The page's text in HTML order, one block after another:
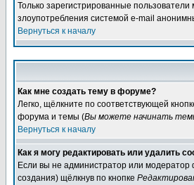
Только зарегистрированные
злоупотребления системой e-mail
Вернуться к началу
Как мне создать тему в форуме?
Легко, щёлкните по соответствующей
форума и темы (Вы можете начинать
Вернуться к началу
Как я могу редактировать или удалить
Если вы не администратор или модератор
создания) щёлкнув по кнопке